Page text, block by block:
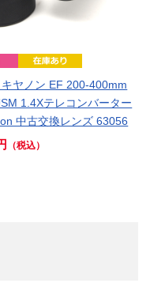
キヤノン EF 200-400mm
1.4Xテレコンバーター
中古交換レンズ 63056
（税込）